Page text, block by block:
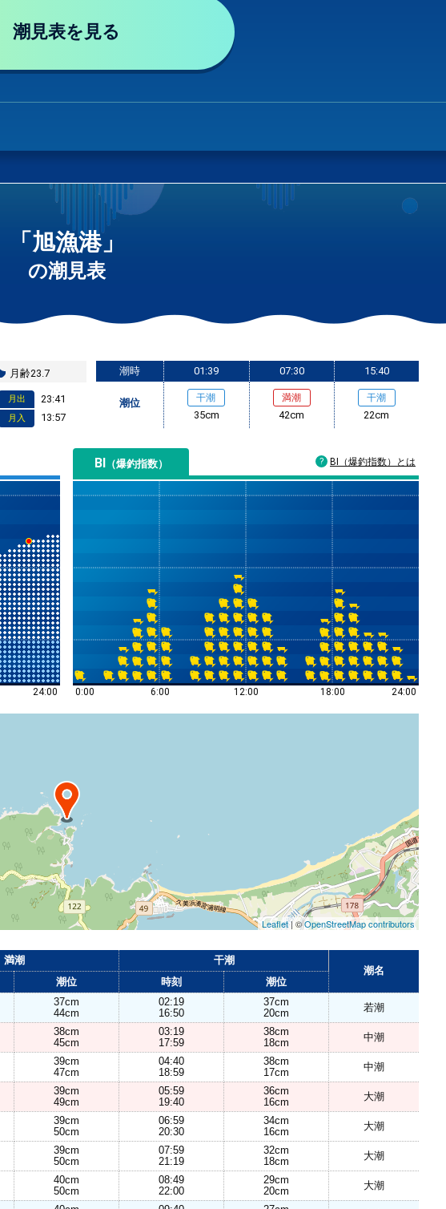
潮見表を見る
「旭漁港」
の潮見表
月齢23.7
月出 23:41
月入 13:57
潮時
潮位
01:39
干潮
35cm
07:30
満潮
42cm
15:40
干潮
22cm
24:00
BI （爆釣指数）
0:00 6:00 12:00 18:00 24:00
BI（爆釣指数）とは
Leaflet| ©OpenStreetMap contributors
満潮
干潮
潮名
潮位 時刻 潮位
37cm
44cm
02:19
16:50
37cm
20cm
若潮
38cm
45cm
03:19
17:59
38cm
18cm
中潮
39cm
47cm
04:40
18:59
38cm
17cm
中潮
39cm
49cm
05:59
19:40
36cm
16cm
大潮
39cm
50cm
06:59
20:30
34cm
16cm
大潮
39cm
50cm
07:59
21:19
32cm
18cm
大潮
40cm
50cm
08:49
22:00
29cm
20cm
大潮